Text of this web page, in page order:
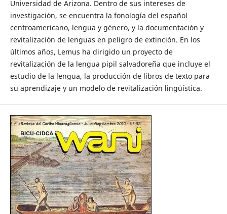
Universidad de Arizona. Dentro de sus intereses de
investigación, se encuentra la fonología del español
centroamericano, lengua y género, y la documentación y
revitalización de lenguas en peligro de extinción. En los
últimos años, Lemus ha dirigido un proyecto de
revitalización de la lengua pipil salvadoreña que incluye el
estudio de la lengua, la producción de libros de texto para
su aprendizaje y un modelo de revitalización lingüística.